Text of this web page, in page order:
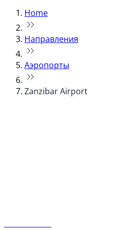
Home
Направления
Аэропорты
Zanzibar Airport